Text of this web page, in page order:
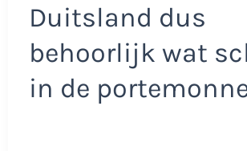
Duitsland dus
behoorlijk wat
in de